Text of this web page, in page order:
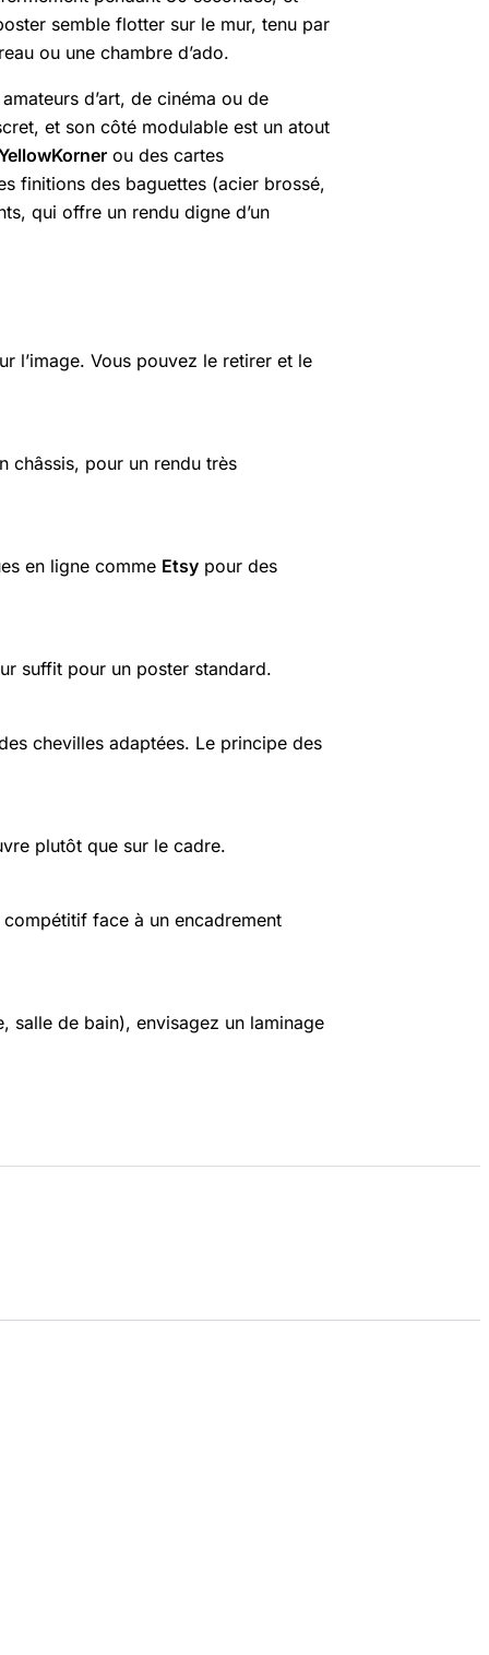
semble flotter sur le mur, tenu par
ou une chambre d’ado.
d’art, de cinéma ou de
et son côté modulable est un atout
ou des cartes
finitions des baguettes (acier brossé,
qui offre un rendu digne d’un
l’image. Vous pouvez le retirer et le
châssis, pour un rendu très
en ligne comme Etsy pour des
suffit pour un poster standard.
chevilles adaptées. Le principe des
plutôt que sur le cadre.
face à un encadrement
salle de bain), envisagez un laminage